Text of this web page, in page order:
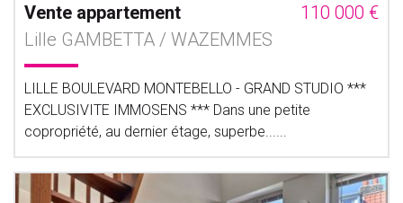
Vente appartement
110 000 €
Lille GAMBETTA / WAZEMMES
LILLE BOULEVARD MONTEBELLO - GRAND STUDIO ***
EXCLUSIVITE IMMOSENS *** Dans une petite
copropriété, au dernier étage, superbe......